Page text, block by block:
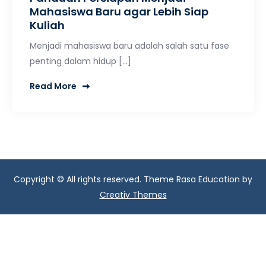
Mahasiswa Baru agar Lebih Siap
Kuliah
Menjadi mahasiswa baru adalah salah satu fase
penting dalam hidup […]
Read More
Copyright © All rights reserved. Theme Rasa Education by
Creativ Themes